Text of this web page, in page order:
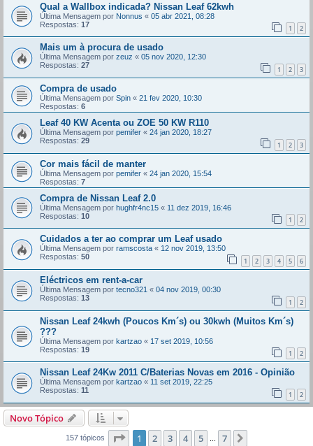
Qual a Wallbox indicada? Nissan Leaf 62kwh
Última Mensagem por Nonnus « 05 abr 2021, 08:28
Respostas: 17 1 2
Mais um à procura de usado
Última Mensagem por zeuz « 05 nov 2020, 12:30
Respostas: 27 1 2 3
Compra de usado
Última Mensagem por Spin « 21 fev 2020, 10:30
Respostas: 6
Leaf 40 KW Acenta ou ZOE 50 KW R110
Última Mensagem por pemifer « 24 jan 2020, 18:27
Respostas: 29 1 2 3
Cor mais fácil de manter
Última Mensagem por pemifer « 24 jan 2020, 15:54
Respostas: 7
Compra de Nissan Leaf 2.0
Última Mensagem por hughfr4nc15 « 11 dez 2019, 16:46
Respostas: 10 1 2
Cuidados a ter ao comprar um Leaf usado
Última Mensagem por ramscosta « 12 nov 2019, 13:50
Respostas: 50 1 2 3 4 5 6
Eléctricos em rent-a-car
Última Mensagem por tecno321 « 04 nov 2019, 00:30
Respostas: 13 1 2
Nissan Leaf 24kwh (Poucos Km´s) ou 30kwh (Muitos Km´s)
???
Última Mensagem por kartzao « 17 set 2019, 10:56
Respostas: 19 1 2
Nissan Leaf 24Kw 2011 C/Baterias Novas em 2016 - Opinião
Última Mensagem por kartzao « 11 set 2019, 22:25
Respostas: 11 1 2
Novo Tópico
157 tópicos Página de
1 2 3 4 5 7